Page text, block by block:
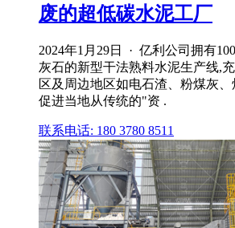
废的超低碳水泥工厂
2024年1月29日 · 亿利公司拥有
灰石的新型干法熟料水泥生产线,
区及周边地区如电石渣、粉煤灰
促进当地从传统的"资 .
联系电话: 180 3780 8511